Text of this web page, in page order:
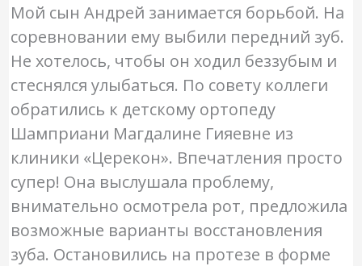
е
н
к
а
5
и
з
5
Мой сын Андрей занимается борьбой. На
соревновании ему выбили передний зуб.
Не хотелось, чтобы он ходил беззубым и
стеснялся улыбаться. По совету коллеги
обратились к детскому ортопеду
Шамприани Магдалине Гияевне из
клиники «Церекон». Впечатления просто
супер! Она выслушала проблему,
внимательно осмотрела рот, предложила
возможные варианты восстановления
зуба. Остановились на протезе в форме